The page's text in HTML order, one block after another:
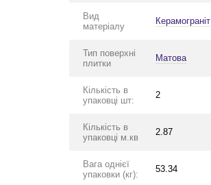
Вид
матеріалу
Керамограніт
Тип поверхні
плитки
Матова
Кількість в
упаковці шт:
2
Кількість в
упаковці м.кв
2.87
Вага однієї
упаковки (кг):
53.34